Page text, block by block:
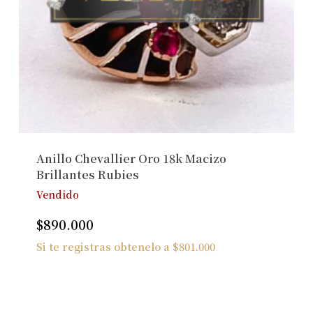
Anillo Chevallier Oro 18k Macizo
Brillantes Rubies
Vendido
$890.000
Si te registras obtenelo a $801.000